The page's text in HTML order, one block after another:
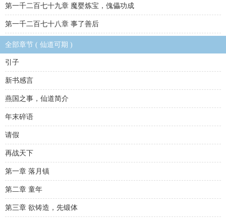
第一千二百七十九章 魔婴炼宝，傀儡功成
第一千二百七十八章 事了善后
全部章节 ( 仙道可期 )
引子
新书感言
燕国之事，仙道简介
年末碎语
请假
再战天下
第一章 落月镇
第二章 童年
第三章 欲铸造，先锻体